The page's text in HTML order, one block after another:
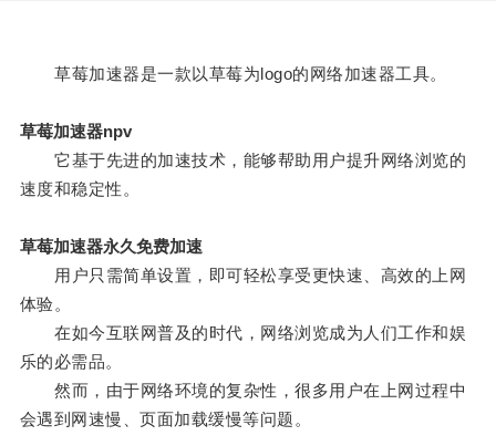
草莓加速器是一款以草莓为logo的网络加速器工具。
草莓加速器npv
它基于先进的加速技术，能够帮助用户提升网络浏览的
速度和稳定性。
草莓加速器永久免费加速
用户只需简单设置，即可轻松享受更快速、高效的上网
体验。
在如今互联网普及的时代，网络浏览成为人们工作和娱
乐的必需品。
然而，由于网络环境的复杂性，很多用户在上网过程中
会遇到网速慢、页面加载缓慢等问题。